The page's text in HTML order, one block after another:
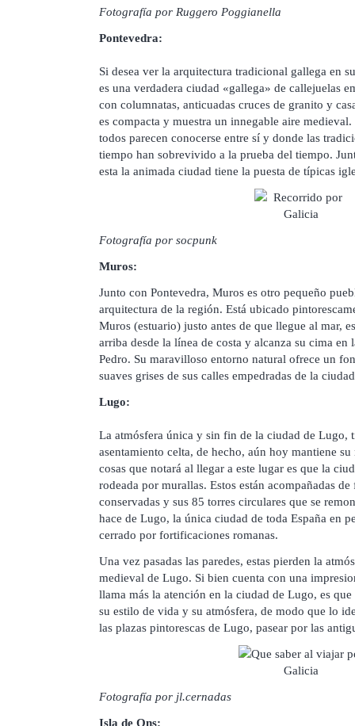
Fotografía por Ruggero Poggianella
Pontevedra:
Si desea ver la arquitectura tradicional gallega en
es una verdadera ciudad «gallega» de callejuelas
con columnatas, anticuadas cruces de granito y
es compacta y muestra un innegable aire
todos parecen conocerse entre sí y donde las
tiempo han sobrevivido a la prueba del tiempo.
esta la animada ciudad tiene la puesta de típicas
Fotografía por socpunk
Muros:
Junto con Pontevedra, Muros es otro pequeño
arquitectura de la región. Está ubicado
Muros (estuario) justo antes de que llegue al mar,
arriba desde la línea de costa y alcanza su cima en
Pedro. Su maravilloso entorno natural ofrece un
suaves grises de sus calles empedradas de la
Lugo:
La atmósfera única y sin fin de la ciudad de Lugo,
asentamiento celta, de hecho, aún hoy mantiene
cosas que notará al llegar a este lugar es que la
rodeada por murallas. Estos están acompañadas
conservadas y sus 85 torres circulares que se
hace de Lugo, la única ciudad de toda España en
cerrado por fortificaciones romanas.
Una vez pasadas las paredes, estas pierden la
medieval de Lugo. Si bien cuenta con una
llama más la atención en la ciudad de Lugo, es
su estilo de vida y su atmósfera, de modo que lo
las plazas pintorescas de Lugo, pasear por las
Fotografía por jl.cernadas
Isla de Ons: